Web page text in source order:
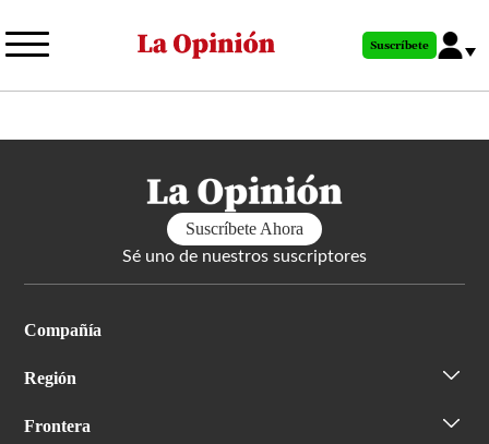
al
principal
Suscríbete
Suscríbete Ahora
Sé uno de nuestros suscriptores
Compañía
Región
Frontera